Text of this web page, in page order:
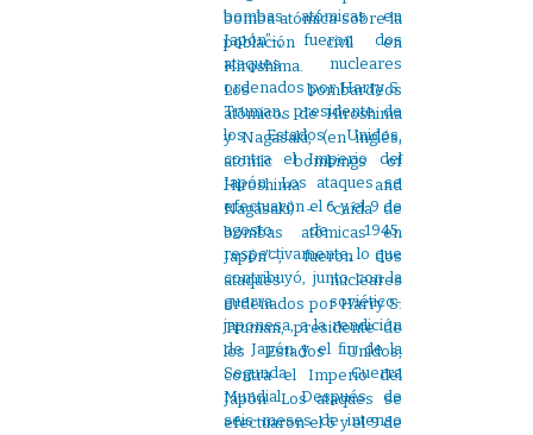
bomba atómica sobre la
población civil en
Hiroshima.
Los bombardeos
atómicos de Hiroshima
y Nagasaki, (en inglés,
atomic bombings of
Hiroshima and
Nagasaki) – “caída de
bombas atómicas en
Japón”-, fueron dos
ataques nucleares
ordenados por Harry S.
Truman, presidente de
los Estados Unidos,
contra el Imperio del
Japón. Los ataques se
efectuaron el 6 y el 9 de